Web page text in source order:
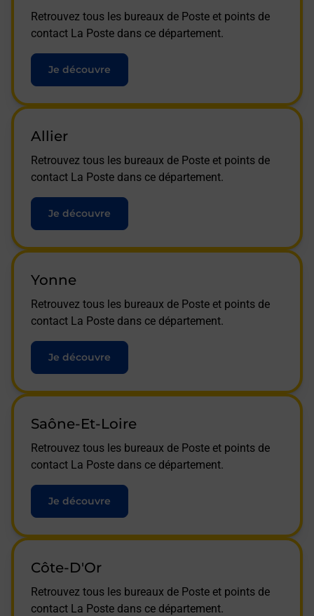
Retrouvez tous les bureaux de Poste et points de
contact La Poste dans ce département.
Je découvre
Allier
Retrouvez tous les bureaux de Poste et points de
contact La Poste dans ce département.
Je découvre
Yonne
Retrouvez tous les bureaux de Poste et points de
contact La Poste dans ce département.
Je découvre
Saône-Et-Loire
Retrouvez tous les bureaux de Poste et points de
contact La Poste dans ce département.
Je découvre
Côte-D'Or
Retrouvez tous les bureaux de Poste et points de
contact La Poste dans ce département.